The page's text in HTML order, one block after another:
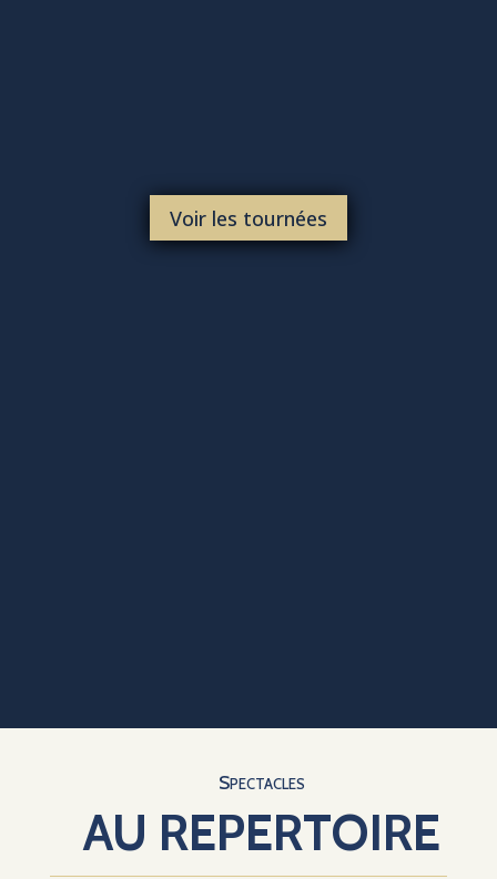
Voir les tournées
Spectacles
AU REPERTOIRE